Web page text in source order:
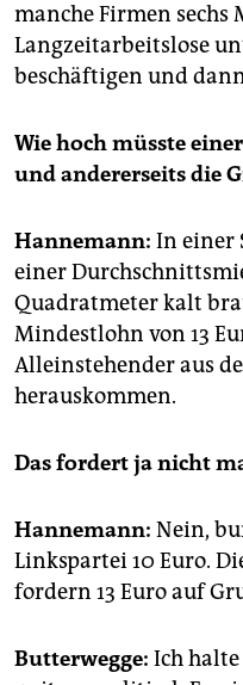
manche Firmen sechs
Langzeitarbeitslose
beschäftigen und
Wie hoch müsste
und andererseits die
Hannemann: In einer
einer
Quadratmeter kalt
Mindestlohn von 13
Alleinstehender aus
herauskommen.
Das fordert ja nicht
Hannemann: Nein,
Linkspartei 10 Euro.
fordern 13 Euro auf
Butterwegge: Ich halte